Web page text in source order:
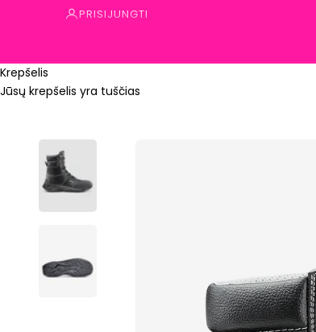
PRISIJUNGTI
Krepšelis
Jūsų krepšelis yra tuščias